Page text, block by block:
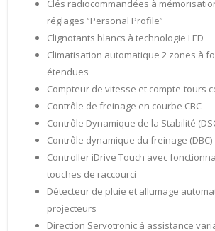
Clés radiocommandées à
réglages “Personal Profile”
Clignotants blancs à technologie LED
Climatisation automatique 2 zones à
étendues
Compteur de vitesse et compte-tours
Contrôle de freinage en courbe CBC
Contrôle Dynamique de la Stabilité
Contrôle dynamique du freinage (DBC)
Controller iDrive Touch avec
touches de raccourci
Détecteur de pluie et allumage
projecteurs
Direction Servotronic à assistance